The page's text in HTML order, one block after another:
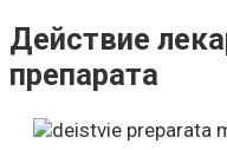
Действие
препарата